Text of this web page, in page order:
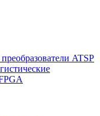
ATSP